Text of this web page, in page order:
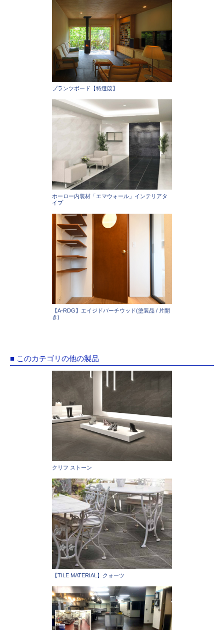
プランツボード【特選葭】
ホーロー内装材「エマウォール」インテリアタ
イプ
【A-RDG】エイジドバーチウッド(塗装品 / 片開
き)
■ このカテゴリの他の製品
クリフ ストーン
【TILE MATERIAL】クォーツ